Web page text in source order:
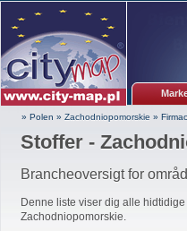
» Polen » Zachodniopomorskie »
Stoffer -
Brancheoversigt for
Denne liste viser dig alle
Zachodniopomorskie.